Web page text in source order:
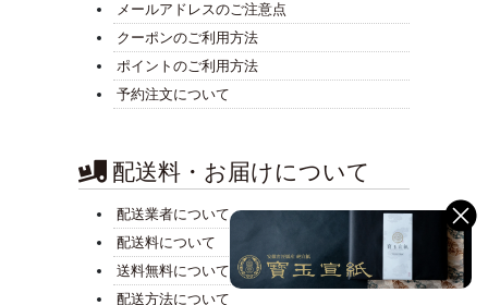
メールアドレスのご注意点
クーポンのご利用方法
ポイントのご利用方法
予約注文について
配送料・お届けについて
配送業者について
配送料について
送料無料について
配送方法について